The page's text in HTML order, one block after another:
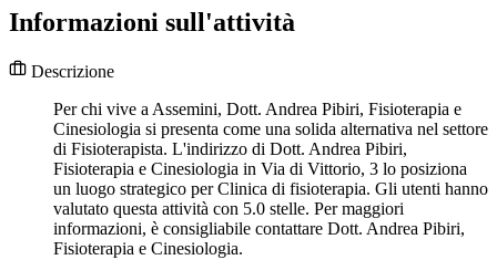
Informazioni sull'attività
Descrizione
Per chi vive a Assemini, Dott. Andrea Pibiri, Fisioterapia e
Cinesiologia si presenta come una solida alternativa nel settore
di Fisioterapista. L'indirizzo di Dott. Andrea Pibiri,
Fisioterapia e Cinesiologia in Via di Vittorio, 3 lo posiziona
un luogo strategico per Clinica di fisioterapia. Gli utenti hanno
valutato questa attività con 5.0 stelle. Per maggiori
informazioni, è consigliabile contattare Dott. Andrea Pibiri,
Fisioterapia e Cinesiologia.